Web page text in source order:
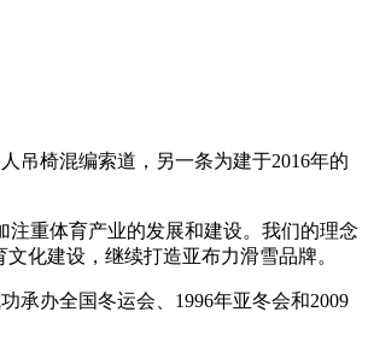
吊椅混编索道，另一条为建于2016年的
重体育产业的发展和建设。我们的理念
化建设，继续打造亚布力滑雪品牌。
承办全国冬运会、1996年亚冬会和2009